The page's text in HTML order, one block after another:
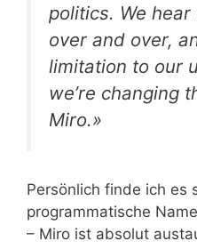
politics. We
over and over,
limitation to our
we’re changing
Miro.»
Persönlich finde ich es
programmatische
– Miro ist absolut